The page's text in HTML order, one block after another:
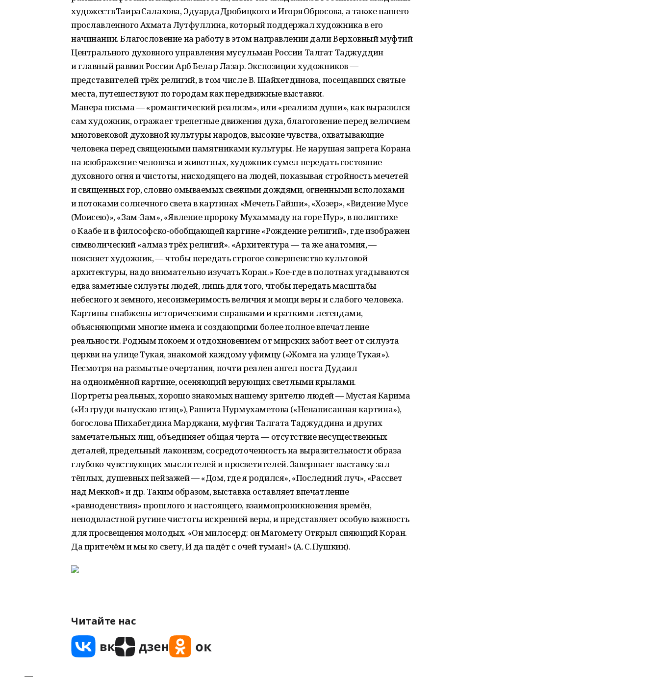
художеств Таира Салахова, Эдуарда Дробицкого и Игоря Обросова, а также нашего
прославленного Ахмата Лутфуллина, который поддержал художника в его
начинании. Благословение на работу в этом направлении дали Верховный муфтий
Центрального духовного управления мусульман России Талгат Таджуддин
и главный раввин России Арб Белар Лазар. Экспозиции художников —
представителей трёх религий, в том числе В. Шайхетдинова, посещавших святые
места, путешествуют по городам как передвижные выставки.
Манера письма — «романтический реализм», или «реализм души», как выразился
сам художник, отражает трепетные движения духа, благоговение перед величием
многовековой духовной культуры народов, высокие чувства, охватывающие
человека перед священными памятниками культуры. Не нарушая запрета Корана
на изображение человека и животных, художник сумел передать состояние
духовного огня и чистоты, нисходящего на людей, показывая стройность мечетей
и священных гор, словно омываемых свежими дождями, огненными всполохами
и потоками солнечного света в картинах «Мечеть Гайши», «Хозер», «Видение Мусе
(Моисею)», «Зам-Зам», «Явление пророку Мухаммаду на горе Нур», в полиптихе
о Каабе и в философско-обобщающей картине «Рождение религий», где изображен
символический «алмаз трёх религий». «Архитектура — та же анатомия, —
поясняет художник, — чтобы передать строгое совершенство культовой
архитектуры, надо внимательно изучать Коран.» Кое-где в полотнах угадываются
едва заметные силуэты людей, лишь для того, чтобы передать масштабы
небесного и земного, несоизмеримость величия и мощи веры и слабого человека.
Картины снабжены историческими справками и краткими легендами,
объясняющими многие имена и создающими более полное впечатление
реальности. Родным покоем и отдохновением от мирских забот веет от силуэта
церкви на улице Тукая, знакомой каждому уфимцу («Жомга на улице Тукая»).
Несмотря на размытые очертания, почти реален ангел поста Дудаил
на одноимённой картине, осеняющий верующих светлыми крылами.
Портреты реальных, хорошо знакомых нашему зрителю людей — Мустая Карима
(«Из груди выпускаю птиц»), Рашита Нурмухаметова («Ненаписанная картина»),
богослова Шихабетдина Марджани, муфтия Талгата Таджуддина и других
замечательных лиц, объединяет общая черта — отсутствие несущественных
деталей, предельный лаконизм, сосредоточенность на выразительности образа
глубоко чувствующих мыслителей и просветителей. Завершает выставку зал
тёплых, душевных пейзажей — «Дом, где я родился», «Последний луч», «Рассвет
над Меккой» и др. Таким образом, выставка оставляет впечатление
«равноденствия» прошлого и настоящего, взаимопроникновения времён,
неподвластной рутине чистоты искренней веры, и представляет особую важность
для просвещения молодых. «Он милосерд: он Магомету Открыл сияющий Коран.
Да притечём и мы ко свету, И да падёт с очей туман!» (А. С. Пушкин).
Читайте нас